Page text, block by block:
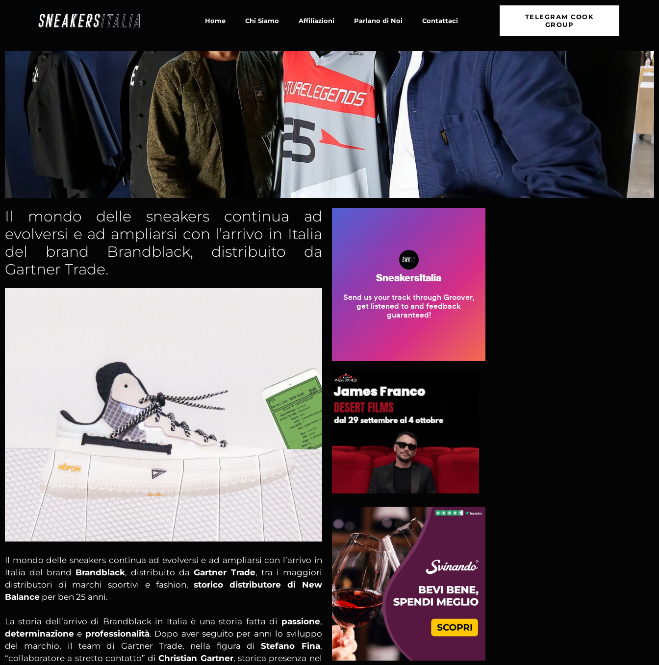
Home Chi Siamo Affiliazioni Parlano di Noi Contattaci
TELEGRAM COOK
GROUP
Il mondo delle sneakers continua ad
evolversi e ad ampliarsi con l’arrivo in Italia
del brand Brandblack, distribuito da
Gartner Trade.
Il mondo delle sneakers continua ad evolversi e ad ampliarsi con l’arrivo in
Italia del brand Brandblack, distribuito da Gartner Trade, tra i maggiori
distributori di marchi sportivi e fashion,storico distributore di New
Balance per ben 25 anni.
La storia dell’arrivo di Brandblack in Italia è una storia fatta di passione,
determinazione e professionalità. Dopo aver seguito per anni lo sviluppo
del marchio, il team di Gartner Trade, nella figura diStefano Fina,
“collaboratore a stretto contatto” diChristian Gartner, storica presenza nel